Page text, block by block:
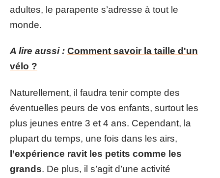
adultes, le parapente s’adresse à tout le
monde.
A lire aussi : Comment savoir la taille d'un
vélo ?
Naturellement, il faudra tenir compte des
éventuelles peurs de vos enfants, surtout les
plus jeunes entre 3 et 4 ans. Cependant, la
plupart du temps, une fois dans les airs,
l’expérience ravit les petits comme les
grands. De plus, il s’agit d’une activité